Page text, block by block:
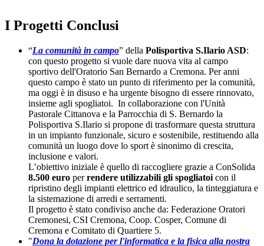
I Progetti Conclusi
“La comunità in campo” della Polisportiva S.Ilario ASD:
con questo progetto si vuole dare nuova vita al campo
sportivo dell'Oratorio San Bernardo a Cremona. Per anni
questo campo è stato un punto di riferimento per la comunità,
ma oggi è in disuso e ha urgente bisogno di essere rinnovato,
insieme agli spogliatoi. In collaborazione con l'Unità
Pastorale Cittanova e la Parrocchia di S. Bernardo la
Polisportiva S.Ilario si propone di trasformare questa struttura
in un impianto funzionale, sicuro e sostenibile, restituendo alla
comunità un luogo dove lo sport è sinonimo di crescita,
inclusione e valori.
L’obiettivo iniziale è quello di raccogliere grazie a ConSolida
8.500 euro perrendere utilizzabili gli spogliatoi con il
ripristino degli impianti elettrico ed idraulico, la tinteggiatura e
la sistemazione di arredi e serramenti.
Il progetto è stato condiviso anche da: Federazione Oratori
Cremonesi, CSI Cremona, Coop. Cosper, Comune di
Cremona e Comitato di Quartiere 5.
"Dona la dotazione per l'informatica e la fisica alla nostra